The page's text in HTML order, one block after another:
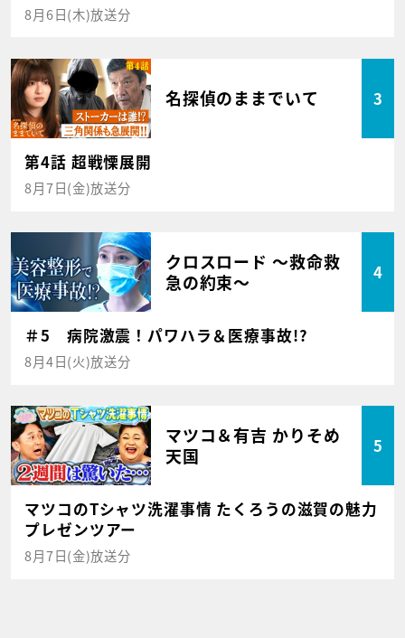
8月6日(木)放送分
名探偵のままでいて 3
第4話 超戦慄展開
8月7日(金)放送分
クロスロード ～救命救
急の約束～
4
＃5 病院激震！パワハラ＆医療事故!?
8月4日(火)放送分
マツコ＆有吉 かりそめ
天国
5
マツコのTシャツ洗濯事情 たくろうの滋賀の魅力
プレゼンツアー
8月7日(金)放送分